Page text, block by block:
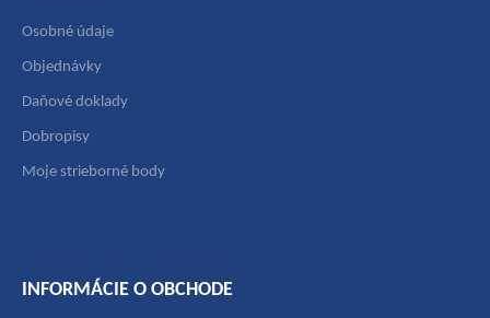
Osobné údaje
Objednávky
Daňové doklady
Dobropisy
Moje strieborné body
INFORMÁCIE O OBCHODE